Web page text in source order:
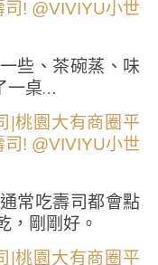
些、茶碗蒸、味
一桌…
常吃壽司都會點
，剛剛好。